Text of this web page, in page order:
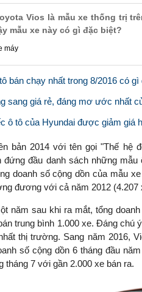
Vios là mẫu xe thống trị
mẫu xe này có gì đặc biệt?
máy
bán chạy nhất trong 8/2016 có gì
sang giá rẻ, đáng mơ ước nhất
ô tô của Hyundai được giảm giá
bản 2014 với tên gọi "Thế hệ
đứng đầu danh sách những
doanh số cộng dồn của mẫu
đương với cả năm 2012 (4.207
năm sau khi ra mắt, tổng
trung bình 1.000 xe. Đáng chú
thị trường. Sang năm 2016,
số cộng dồn 6 tháng đầu
tháng 7 với gần 2.000 xe bán ra.